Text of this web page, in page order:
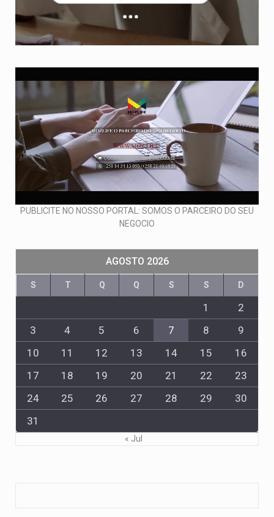
PUBLICITE NO NOSSO PORTAL: SOMOS O PARCEIRO DO SEU
NEGOCIO
AGOSTO 2026
S T Q Q S S D
1
2
3
4 5 6 7 8
9
10
11 12 13 14 15
16
17
18 19 20 21 22
23
24
25 26 27 28 29
30
31
« Jul